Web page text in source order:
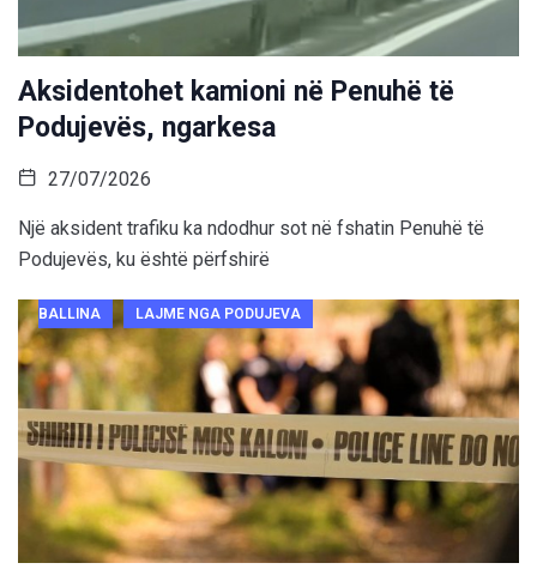
Aksidentohet kamioni në Penuhë të
Podujevës, ngarkesa
27/07/2026
Një aksident trafiku ka ndodhur sot në fshatin Penuhë të
Podujevës, ku është përfshirë
BALLINA LAJME NGA PODUJEVA